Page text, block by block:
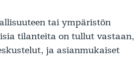
tai ympäristön
tilanteita on tullut vastaan,
ja asianmukaiset